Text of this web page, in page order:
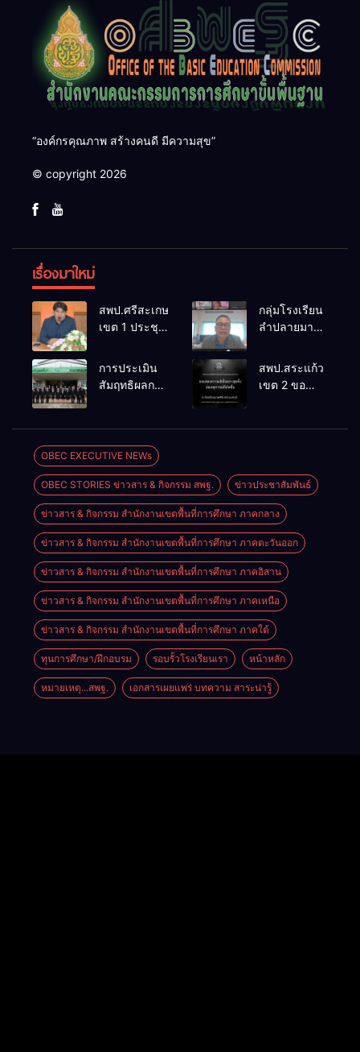
“องค์กรคุณภาพ สร้างคนดี มีความสุข”
© copyright 2026
เรื่องมาใหม่
สพป.ศรีสะเกษ
เขต 1 ประชุม
จัดการ
แข่งขันงาน
ศิลปหัตถกรรม
74 ปีการ
ศึกษา 2569
กลุ่มโรงเรียน
ลำปลายมาศ
เคลื่อน RT,
NT, O-NET
การประเมิน
สัมฤทธิผลการ
ศึกษา
ตำแหน่ง รอง
ผู้อำนวยการ
สถานศึกษา
สพป.สระแก้ว
เขต 2 ขอ
OBEC EXECUTIVE NEWs
OBEC STORIES ข่าวสาร & กิจกรรม สพฐ. ข่าวประชาสัมพันธ์
ข่าวสาร & กิจกรรม สำนักงานเขตพื้นที่การศึกษา ภาคกลาง
ข่าวสาร & กิจกรรม สำนักงานเขตพื้นที่การศึกษา ภาคตะวันออก
ข่าวสาร & กิจกรรม สำนักงานเขตพื้นที่การศึกษา ภาคอิสาน
ข่าวสาร & กิจกรรม สำนักงานเขตพื้นที่การศึกษา ภาคเหนือ
ข่าวสาร & กิจกรรม สำนักงานเขตพื้นที่การศึกษา ภาคใต้
ทุนการศึกษา/ฝึกอบรม รอบรั้วโรงเรียนเรา หน้าหลัก
หมายเหตุ...สพฐ. เอกสารเผยแพร่ บทความ สาระน่ารู้